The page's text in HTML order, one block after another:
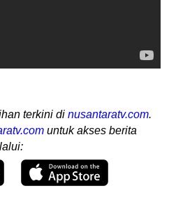
terkini di nusantaratv.com.
untuk akses berita